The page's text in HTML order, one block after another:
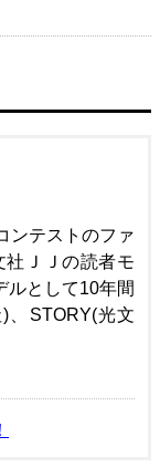
ンテストのファ
社ＪＪの読者モ
ルとして10年間
、STORY(光文